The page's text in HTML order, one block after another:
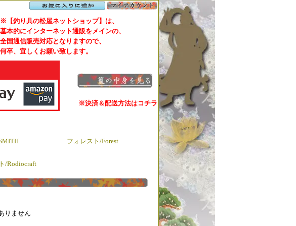
釣り具の松屋ネットショップ】は、
的にインターネット通販をメインの、
通信販売対応となりますので、
、宜しくお願い致します。
※決済＆配送方法はコチラ
フォレスト/Forest
/Rodiocraft
りません